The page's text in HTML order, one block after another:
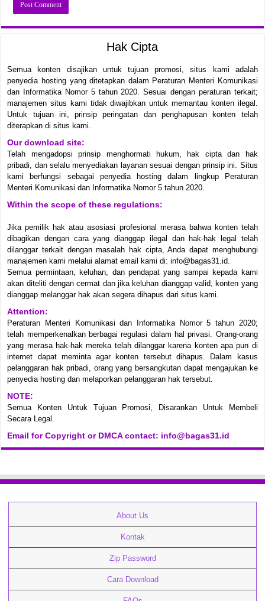
Hak Cipta
Semua konten disajikan untuk tujuan promosi, situs kami adalah
penyedia hosting yang ditetapkan dalam Peraturan Menteri Komunikasi
dan Informatika Nomor 5 tahun 2020. Sesuai dengan peraturan terkait;
manajemen situs kami tidak diwajibkan untuk memantau konten ilegal.
Untuk tujuan ini, prinsip peringatan dan penghapusan konten telah
diterapkan di situs kami.
Our download site:
Telah mengadopsi prinsip menghormati hukum, hak cipta dan hak
pribadi, dan selalu menyediakan layanan sesuai dengan prinsip ini. Situs
kami berfungsi sebagai penyedia hosting dalam lingkup Peraturan
Menteri Komunikasi dan Informatika Nomor 5 tahun 2020.
Within the scope of these regulations:
Jika pemilik hak atau asosiasi profesional merasa bahwa konten telah
dibagikan dengan cara yang dianggap ilegal dan hak-hak legal telah
dilanggar terkait dengan masalah hak cipta, Anda dapat menghubungi
manajemen kami melalui alamat email kami di: info@bagas31.id.
Semua permintaan, keluhan, dan pendapat yang sampai kepada kami
akan diteliti dengan cermat dan jika keluhan dianggap valid, konten yang
dianggap melanggar hak akan segera dihapus dari situs kami.
Attention:
Peraturan Menteri Komunikasi dan Informatika Nomor 5 tahun 2020;
telah memperkenalkan berbagai regulasi dalam hal privasi. Orang-orang
yang merasa hak-hak mereka telah dilanggar karena konten apa pun di
internet dapat meminta agar konten tersebut dihapus. Dalam kasus
pelanggaran hak pribadi, orang yang bersangkutan dapat mengajukan ke
penyedia hosting dan melaporkan pelanggaran hak tersebut.
NOTE:
Semua Konten Untuk Tujuan Promosi, Disarankan Untuk Membeli
Secara Legal.
Email for Copyright or DMCA contact: info@bagas31.id
About Us
Kontak
Zip Password
Cara Download